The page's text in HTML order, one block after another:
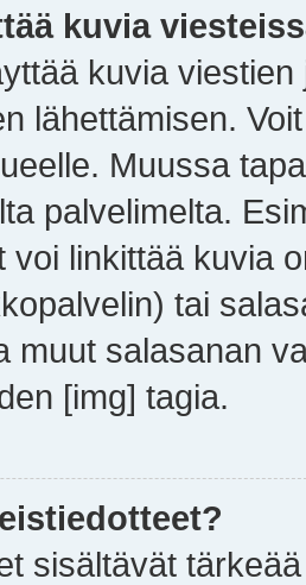
kuvia
kuvia
lähettämisen.
Muussa
palvelimelta.
voi linkittää kuvia
tai
muut salasanan
[img] tagia.
sisältävät